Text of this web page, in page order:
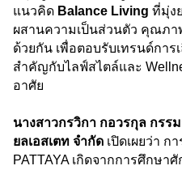
แนวคิด Balance Living ที่มุ่ง
ผสานความเป็นส่วนตัว คุณภา
ด้วยกัน เพื่อตอบรับเทรนด์กา
สำคัญกับไลฟ์สไตล์และ
อาศัย
นางสาวกรวิกา กอวรกุล กรร
ยลเอสเตท จำกัด เปิดเผยว่า ก
PATTAYA เกิดจากการศึกษา